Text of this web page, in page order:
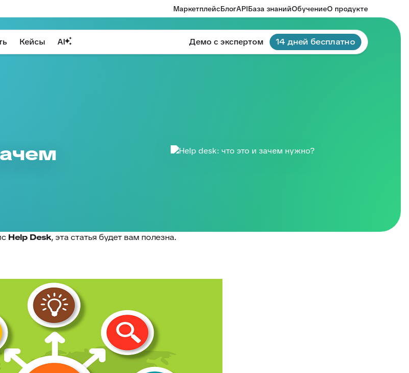
МаркетплейсБлогAPIБаза знанийОбучениеО продукте
Кейсы AI Демо с экспертом 14 дней бесплатно
Help Desk, эта статья будет вам полезна.